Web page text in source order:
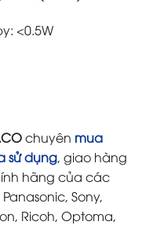
<0.5W
chuyên mua
sử dụng, giao hàng
hãng của các
Sony,
Ricoh, Optoma,